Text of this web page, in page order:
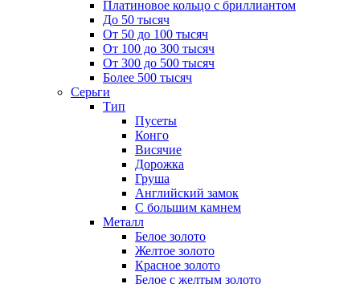
Платиновое кольцо с бриллиантом
До 50 тысяч
От 50 до 100 тысяч
От 100 до 300 тысяч
От 300 до 500 тысяч
Более 500 тысяч
Серьги
Тип
Пусеты
Конго
Висячие
Дорожка
Груша
Английский замок
С большим камнем
Металл
Белое золото
Желтое золото
Красное золото
Белое с желтым золото